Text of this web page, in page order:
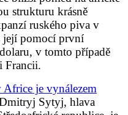
strukturu krásně
ruského piva v
její pomocí první
v tomto případě
Francii.
je vynálezem
Sytyj, hlava